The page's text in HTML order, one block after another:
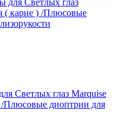
Светлых глаз Marquise
/Плюсовые диоптрии для